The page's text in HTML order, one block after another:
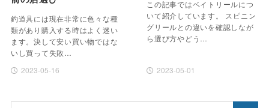
釣道具には現在非常に色々な種
類があり購入する時はよく迷い
ます。決して安い買い物ではな
いし買って失敗…
2023-05-16
この記事ではベイトリールにつ
いて紹介しています。 スピニン
グリールとの違いを確認しなが
ら選び方やどう…
2023-05-01